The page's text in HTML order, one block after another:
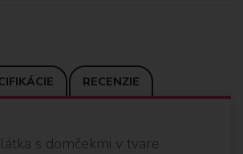
RECENZIE
s domčekmi v tvare